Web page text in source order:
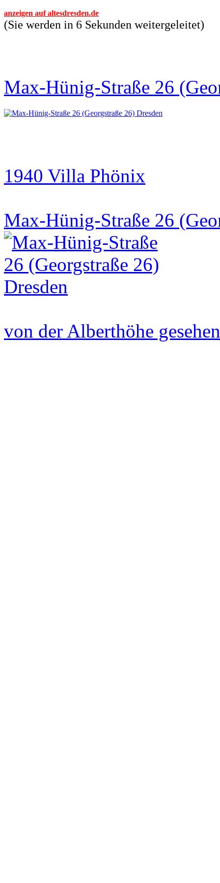
anzeigen auf altesdresden.de
(Sie werden in 6 Sekunden weitergeleitet)
Max-Hünig-Straße 26
1940 Villa Phönix
Max-Hünig-Straße 26
von der Alberthöhe gesehen